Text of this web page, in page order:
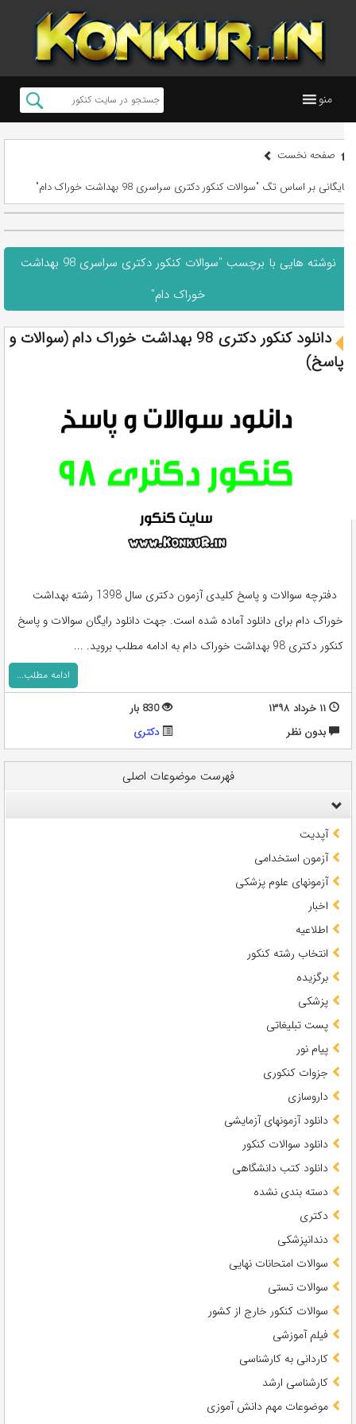
منو
صفحه نخست
بایگانی بر اساس تگ "سوالات کنکور دکتری سراسری 98 بهداشت خوراک دام"
نوشته هایی با برچسب "سوالات کنکور دکتری سراسری 98 بهداشت
خوراک دام"
دانلود کنکور دکتری 98 بهداشت خوراک دام (سوالات و
پاسخ)
دفترچه سوالات و پاسخ کلیدی آزمون دکتری سال 1398 رشته بهداشت
خوراک دام برای دانلود آماده شده است. جهت دانلود رایگان سوالات و پاسخ
کنکور دکتری 98 بهداشت خوراک دام به ادامه مطلب بروید. ...
ادامه مطلب...
۱۱ خرداد ۱۳۹۸
830 بار
بدون نظر
دکتری
فهرست موضوعات اصلی
آپدیت
آزمون استخدامی
آزمونهای علوم پزشکی
اخبار
اطلاعیه
انتخاب رشته کنکور
برگزیده
پزشکی
پست تبلیغاتی
پیام نور
جزوات کنکوری
داروسازی
دانلود آزمونهای آزمایشی
دانلود سوالات کنکور
دانلود کتب دانشگاهی
دسته بندی نشده
دکتری
دندانپزشکی
سوالات امتحانات نهایی
سوالات تستی
سوالات کنکور خارج از کشور
فیلم آموزشی
کاردانی به کارشناسی
کارشناسی ارشد
موضوعات مهم دانش آموزی